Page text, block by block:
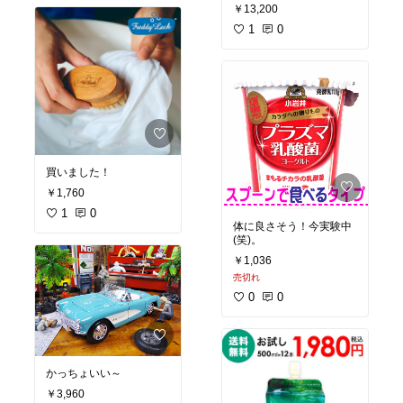
買いました！
￥1,760
1 0
かっちょいい～
￥3,960
￥13,200
1 0
体に良さそう！今実験中
(笑)。
￥1,036
売切れ
0 0